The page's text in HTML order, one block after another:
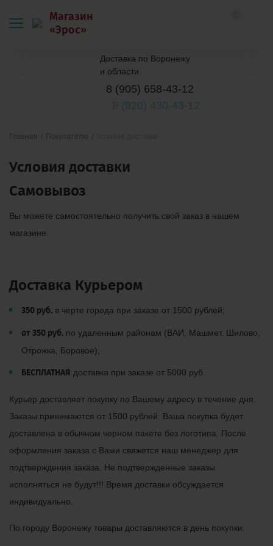
Магазин
«Эрос»
Доставка по Воронежу
и области
8 (905) 658-43-12
8 (920) 430-43-12
Главная Покупателю
Условия доставки
Самовывоз
Вы можете самостоятельно получить свой заказ в нашем
магазине.
Доставка Курьером
350 руб. в черте города при заказе от 1500 рублей;
от 350 руб. по удаленным районам (ВАИ, Машмет, Шилово,
Отрожка, Боровое);
БЕСПЛАТНАЯ доставка при заказе от 5000 руб.
Курьер доставляет покупку по Вашему адресу в течение дня.
Заказы принимаются от 1500 рублей. Ваша покупка будет
доставлена в обычном черном пакете без логотипа. После
оформления заказа с Вами свяжется наш менеджер для
подтверждения заказа. Не подтвержденные заказы
исполняться не будут!!! Время доставки обсуждается
индивидуально.
По городу Воронежу товары доставляются в день покупки.